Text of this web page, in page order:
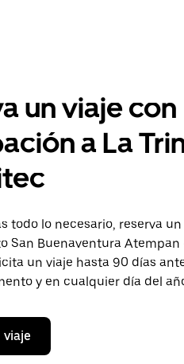
un viaje con
a La
todo lo necesario, reserva
San Buenaventura Atempan
un viaje hasta 90 días
y en cualquier día del
viaje